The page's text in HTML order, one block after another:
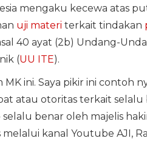
mengaku kecewa atas
uji materi terkait tindakan
40 ayat (2b) Undang-
(UU ITE).
ini. Saya pikir ini contoh
atau otoritas terkait selalu
benar oleh majelis
kanal Youtube AJI,